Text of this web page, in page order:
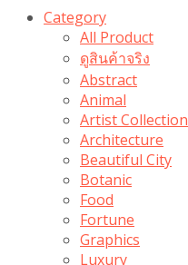
Category
All Product
ดูสินค้าจริง
Abstract
Animal
Artist Collection
Architecture
Beautiful City
Botanic
Food
Fortune
Graphics
Luxury